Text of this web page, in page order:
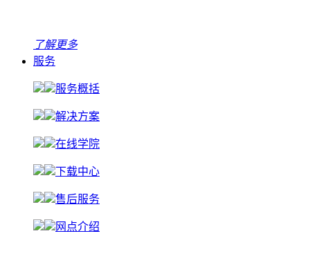
了解更多
服务
服务概括
解决方案
在线学院
下载中心
售后服务
网点介绍